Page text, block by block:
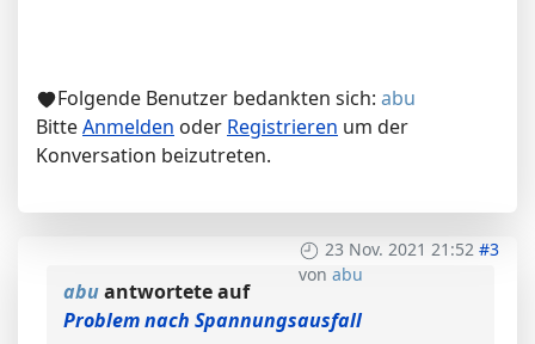
Folgende Benutzer bedankten sich: abu
BitteAnmelden oder Registrieren um der
Konversation beizutreten.
23 Nov. 2021 21:52 #3
von abu
abuantwortete auf
Problem nach Spannungsausfall